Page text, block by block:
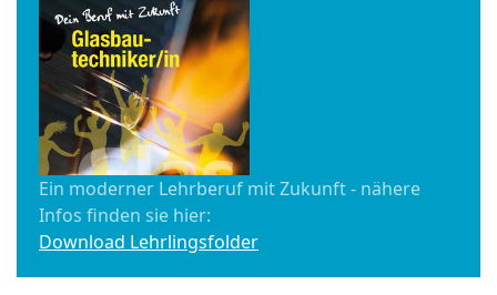
Ein moderner Lehrberuf mit Zukunft - nähere
Infos finden sie hier:
Download Lehrlingsfolder